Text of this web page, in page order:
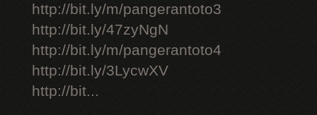
http://bit.ly/m/pangerantoto3
http://bit.ly/47zyNgN
http://bit.ly/m/pangerantoto4
http://bit.ly/3LycwXV
http://bit...